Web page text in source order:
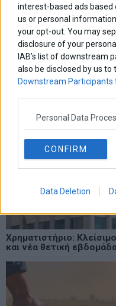
interest-based ads
us or personal
your opt-out. You may
disclosure of your
IAB’s list of downstream
also be disclosed by us to
Downstream Participants
Personal Data
CONFIRM
Data Deletion
LATEST FROM BLOG
Χρηματιστήριο:
και νέα θετική